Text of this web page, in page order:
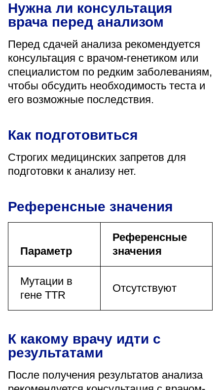
Нужна ли консультация
врача перед анализом
Перед сдачей анализа рекомендуется
консультация с врачом-генетиком или
специалистом по редким заболеваниям,
чтобы обсудить необходимость теста и
его возможные последствия.
Как подготовиться
Строгих медицинских запретов для
подготовки к анализу нет.
Референсные значения
Параметр
Референсные
значения
Мутации в
гене TTR
Отсутствуют
К какому врачу идти с
результатами
После получения результатов анализа